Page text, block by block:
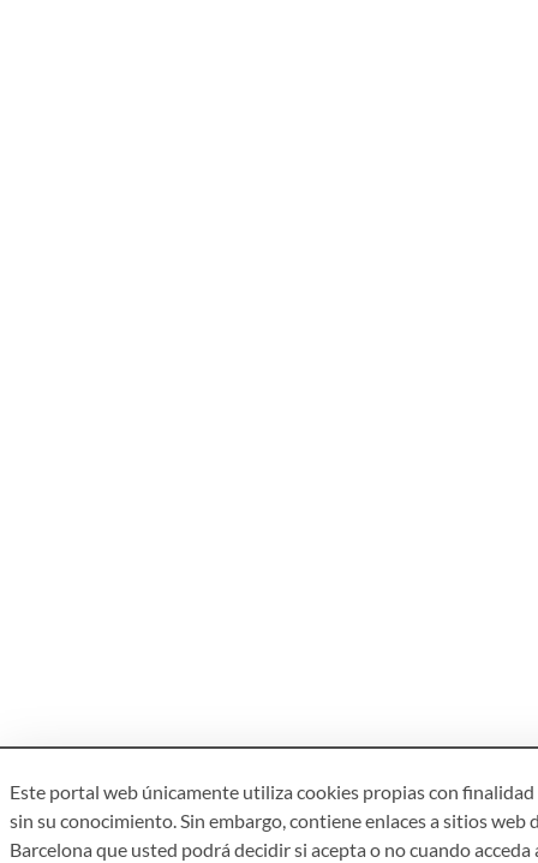
Este portal web únicamente utiliza cookies propias con
sin su conocimiento. Sin embargo, contiene enlaces a sitios
Barcelona que usted podrá decidir si acepta o no cuando acceda